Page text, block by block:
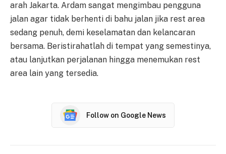
arah Jakarta. Ardam sangat mengimbau pengguna
jalan agar tidak berhenti di bahu jalan jika rest area
sedang penuh, demi keselamatan dan kelancaran
bersama. Beristirahatlah di tempat yang semestinya,
atau lanjutkan perjalanan hingga menemukan rest
area lain yang tersedia.
Follow on Google News